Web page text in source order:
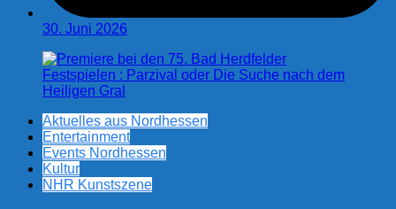
30. Juni 2026
Aktuelles aus Nordhessen
Entertainment
Events Nordhessen
Kultur
NHR Kunstszene